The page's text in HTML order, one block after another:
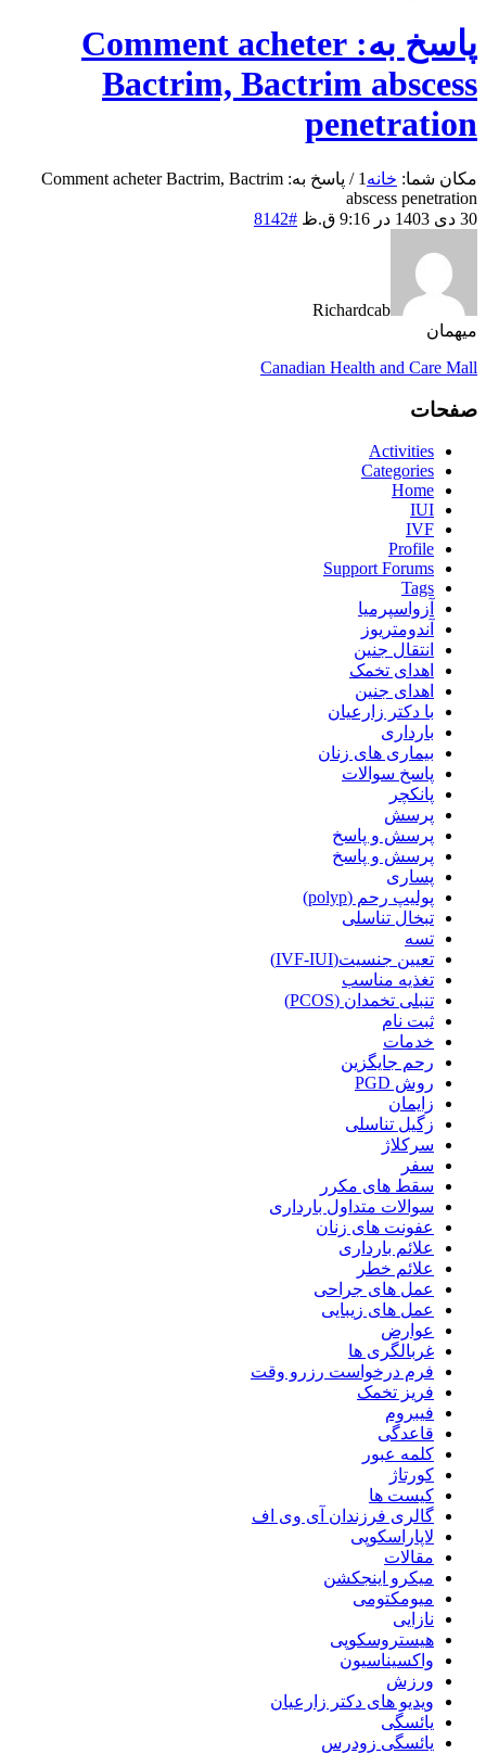
پاسخ به: Comment acheter
Bactrim, Bactrim abscess
penetration
مکان شما: خانه 1
/
پاسخ به: Comment acheter Bactrim, Bactrim
abscess penetration
30 دی 1403 در 9:16 ق.ظ
#8142
Richardcab
میهمان
Canadian Health and Care Mall
صفحات
Activities
Categories
Home
IUI
IVF
Profile
Support Forums
Tags
آزواسپرمیا
آندومتریوز
انتقال جنین
اهدای تخمک
اهدای جنین
با دکتر زارعیان
بارداری
بیماری های زنان
پاسخ سوالات
پانکچر
پرسش
پرسش و پاسخ
پرسش و پاسخ
پساری
پولیپ رحم (polyp)
تبخال تناسلی
تسه
تعیین جنسیت(IVF-IUI)
تغذیه مناسب
تنبلی تخمدان (PCOS)
ثبت نام
خدمات
رحم جایگزین
روش PGD
زایمان
زگیل تناسلی
سرکلاژ
سفر
سقط های مکرر
سوالات متداول بارداری
عفونت های زنان
علائم بارداری
علائم خطر
عمل های جراحی
عمل های زیبایی
عوارض
غربالگری ها
فرم درخواست رزرو وقت
فریز تخمک
فیبروم
قاعدگی
کلمه عبور
کورتاژ
کیست ها
گالری فرزندان آی وی اف
لاپاراسکوپی
مقالات
میکرو اینجکشن
میومکتومی
نازایی
هیستروسکوپی
واکسیناسیون
ورزش
ویدیو های دکتر زارعیان
یائسگی
یائسگی زودرس